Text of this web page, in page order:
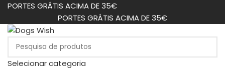
PORTES GRÁTIS ACIMA DE 35€
PORTES GRÁTIS ACIMA DE 35€
Selecionar categoria